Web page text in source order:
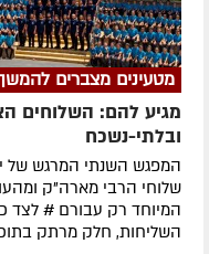
מטעינים מצברים
מגיע להם: השלוחים
ובלתי-נשכח
המפגש השנתי המרגש של
שלוחי הרבי מארה"ק
המיוחד רק עבורם # לצד
השליחות, חלק מרתק